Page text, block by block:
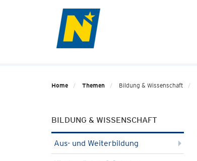
Home Themen Bildung & Wissenschaft
BILDUNG & WISSENSCHAFT
Aus- und Weiterbildung